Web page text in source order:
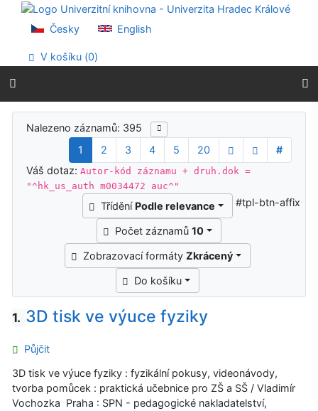
Přejít na obsah
Přejít na menu
Prohlášení o webové přístupnosti
Česky English
V košíku (0)
Výsledky vyhledávání
Nalezeno záznamů: 395
1
2 3 4 5 20
#
Váš dotaz:Autor-kód záznamu + druh.dok =
"^hk_us_auth m0034472 auc^"
Třídění Podle relevance
Počet záznamů 10
Zobrazovací formáty Zkrácený
Do košíku
#tpl-btn-affix
1. 3D tisk ve výuce fyziky
Půjčit
3D tisk ve výuce fyziky : fyzikální pokusy, videonávody,
tvorba pomůcek : praktická učebnice pro ZŠ a SŠ / Vladimír
Vochozka Praha : SPN - pedagogické nakladatelství,